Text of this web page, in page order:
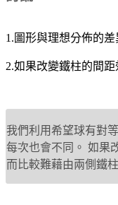
1.圖形與理想分佈的差
2.如果改變鐵柱的間距
我們利用希望球有對
每次也會不同。 如果
而比較難藉由兩側鐵